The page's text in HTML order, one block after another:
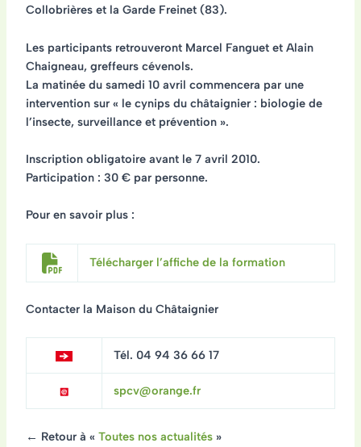
Collobrières et la Garde Freinet (83).
Les participants retrouveront Marcel Fanguet et Alain
Chaigneau, greffeurs cévenols.
La matinée du samedi 10 avril commencera par une
intervention sur « le cynips du châtaignier : biologie de
l’insecte, surveillance et prévention ».
Inscription obligatoire avant le 7 avril 2010.
Participation : 30 € par personne.
Pour en savoir plus :
Télécharger l’affiche de la formation
Contacter la Maison du Châtaignier
Tél. 04 94 36 66 17
spcv@orange.fr
← Retour à « Toutes nos actualités»